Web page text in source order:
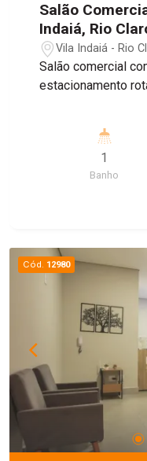
Salão
Indaiá, Rio
Vila Indaiá - Rio
Salão comercial
estacionamento
1
Banho
Cód. 12980